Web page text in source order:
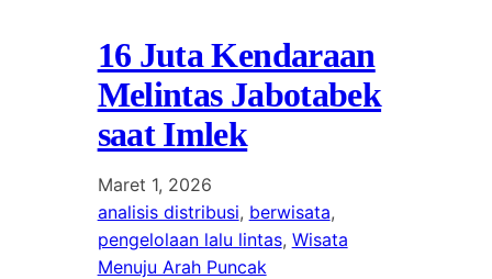
16 Juta Kendaraan
Melintas Jabotabek
saat Imlek
Maret 1, 2026
analisis distribusi, berwisata
pengelolaan lalu lintas, Wisata
Menuju Arah Puncak